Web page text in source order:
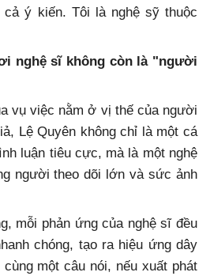
ý kiến. Tôi là nghệ sỹ thuộc
nghệ sĩ không còn là "người
vụ việc nằm ở vị thế của người
Lệ Quyên không chỉ là một cá
luận tiêu cực, mà là một nghệ
người theo dõi lớn và sức ảnh
mỗi phản ứng của nghệ sĩ đều
chóng, tạo ra hiệu ứng dây
một câu nói, nếu xuất phát